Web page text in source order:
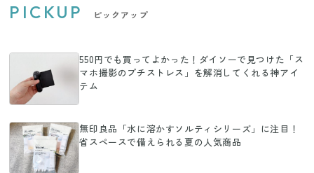
PICKUP ピックアップ
550円でも買ってよかった！ダイソーで見つけた「ス
マホ撮影のプチストレス」を解消してくれる神アイ
テム
無印良品「水に溶かすソルティシリーズ」に注目！
省スペースで備えられる夏の人気商品